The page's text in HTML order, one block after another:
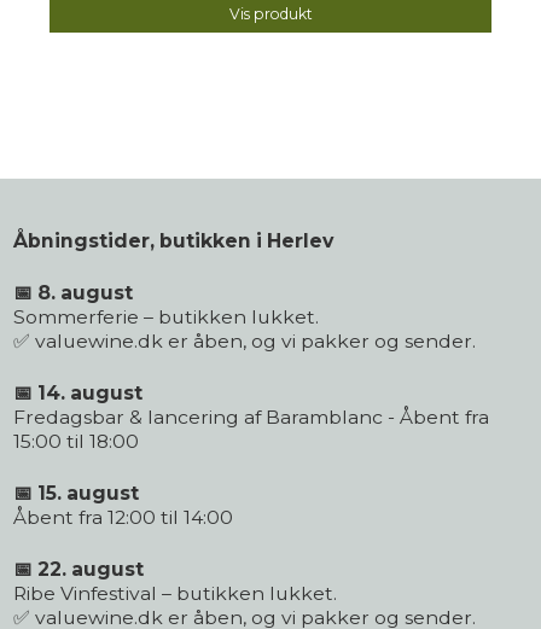
Vis produkt
Åbningstider, butikken i Herlev
📅 8. august
Sommerferie – butikken lukket.
✅ valuewine.dk er åben, og vi pakker og sender.
📅 14. august
Fredagsbar & lancering af Baramblanc - Åbent fra
15:00 til 18:00
📅 15. august
Åbent fra 12:00 til 14:00
📅 22. august
Ribe Vinfestival – butikken lukket.
✅ valuewine.dk er åben, og vi pakker og sender.